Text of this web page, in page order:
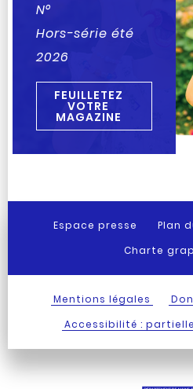
N°
Hors-série été
2026
FEUILLETEZ
VOTRE
MAGAZINE
Espace presse Plan
Charte
Mentions légales
Accessibilité :